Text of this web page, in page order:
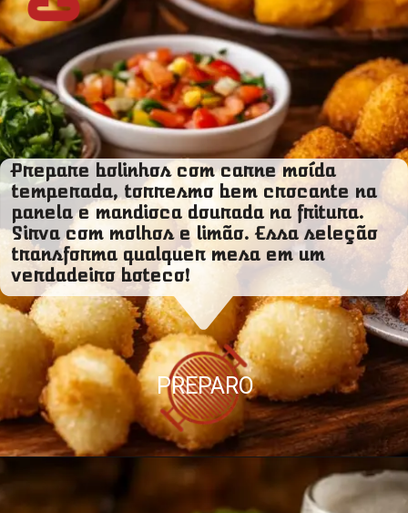
Prepare bolinhos com carne moída
temperada, torresmo bem crocante na
panela e mandioca dourada na fritura.
Sirva com molhos e limão. Essa seleção
transforma qualquer mesa em um
verdadeiro boteco!
PREPARO